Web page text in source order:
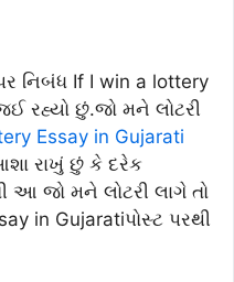
નિબંધ If I win a lottery
રહ્યો છું.જો મને લોટરી
Essay in Gujarati
રાખું છું કે દરેક
આ જો મને લોટરી લાગે તો
in Gujaratiપોસ્ટ પરથી